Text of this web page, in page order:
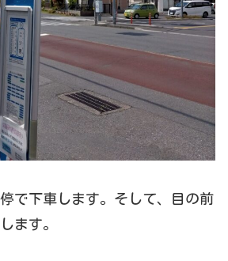
停で下車します。そして、目の前
ます。